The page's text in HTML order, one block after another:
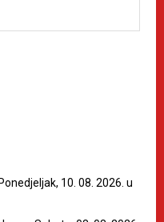
10. 08. 2026. u